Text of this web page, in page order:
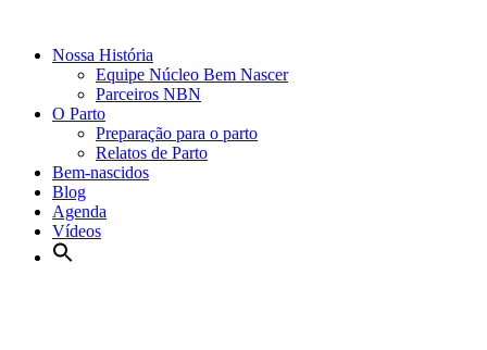
Nossa História
Equipe Núcleo Bem Nascer
Parceiros NBN
O Parto
Preparação para o parto
Relatos de Parto
Bem-nascidos
Blog
Agenda
Vídeos